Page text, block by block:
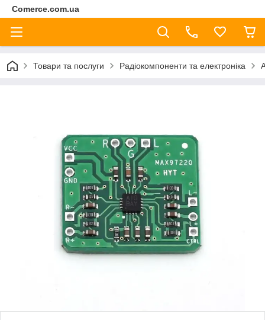
Comerce.com.ua
Товари та послуги Радіокомпоненти та електроніка